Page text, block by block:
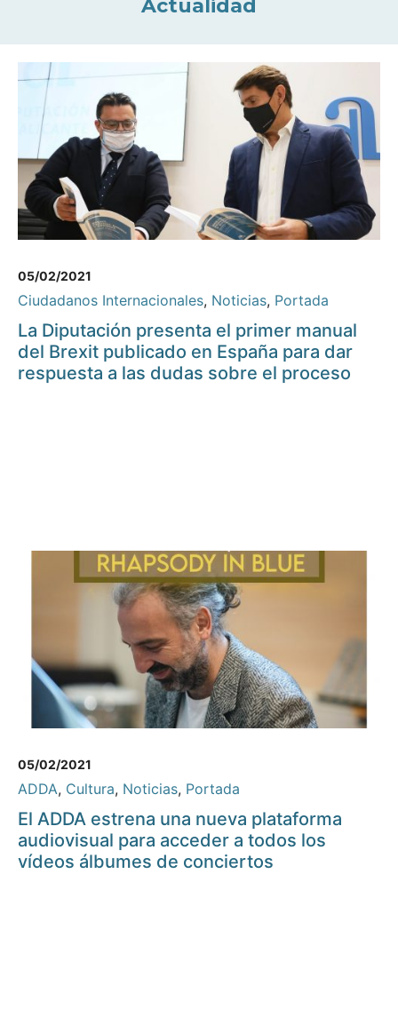
Actualidad
05/02/2021
Ciudadanos Internacionales, Noticias, Portada
La Diputación presenta el primer manual
del Brexit publicado en España para dar
respuesta a las dudas sobre el proceso
05/02/2021
ADDA, Cultura, Noticias, Portada
El ADDA estrena una nueva plataforma
audiovisual para acceder a todos los
vídeos álbumes de conciertos